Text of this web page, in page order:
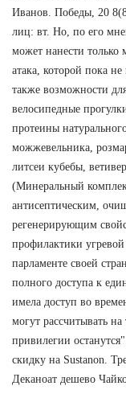
Иванов. Победы, 20
лиц: вт. Но, по его
может нанести только
атака, которой пока
также возможности
велосипедные
протеины
можжевельника,
литсеи кубебы,
(Минеральный
антисептическим,
регенерирующим
профилактики
парламенте своей
полного доступа к
имела доступ во
могут рассчитывать на
привилегии
скидку на Sustanon.
Деканоат дешево